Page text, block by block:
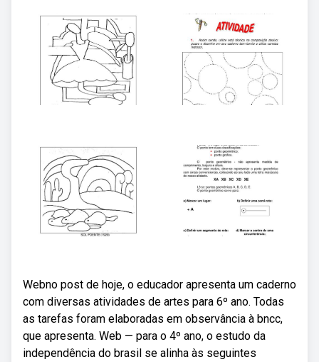
Webno post de hoje, o educador apresenta um caderno
com diversas atividades de artes para 6º ano. Todas
as tarefas foram elaboradas em observância à bncc,
que apresenta. Web — para o 4º ano, o estudo da
independência do brasil se alinha às seguintes